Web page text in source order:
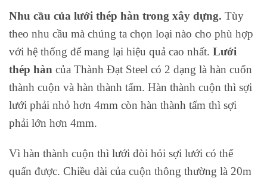
Nhu cầu của lưới thép hàn trong xây dựng. Tùy
theo nhu cầu mà chúng ta chọn loại nào cho phù hợp
với hệ thống để mang lại hiệu quả cao nhất. Lưới
thép hàn của Thành Đạt Steel có 2 dạng là hàn cuốn
thành cuộn và hàn thành tấm. Hàn thành cuộn thì sợi
lưới phải nhỏ hơn 4mm còn hàn thành tấm thì sợi
phải lớn hơn 4mm.
Vì hàn thành cuộn thì lưới đòi hỏi sợi lưới có thể
quấn được. Chiều dài của cuộn thông thường là 20m